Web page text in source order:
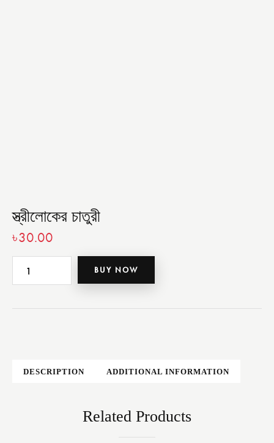
স্ত্রীলোকের চাতুরী
৳30.00
BUY NOW
DESCRIPTION ADDITIONAL INFORMATION
Related Products